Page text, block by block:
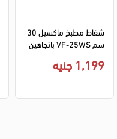
1,199 جنيه